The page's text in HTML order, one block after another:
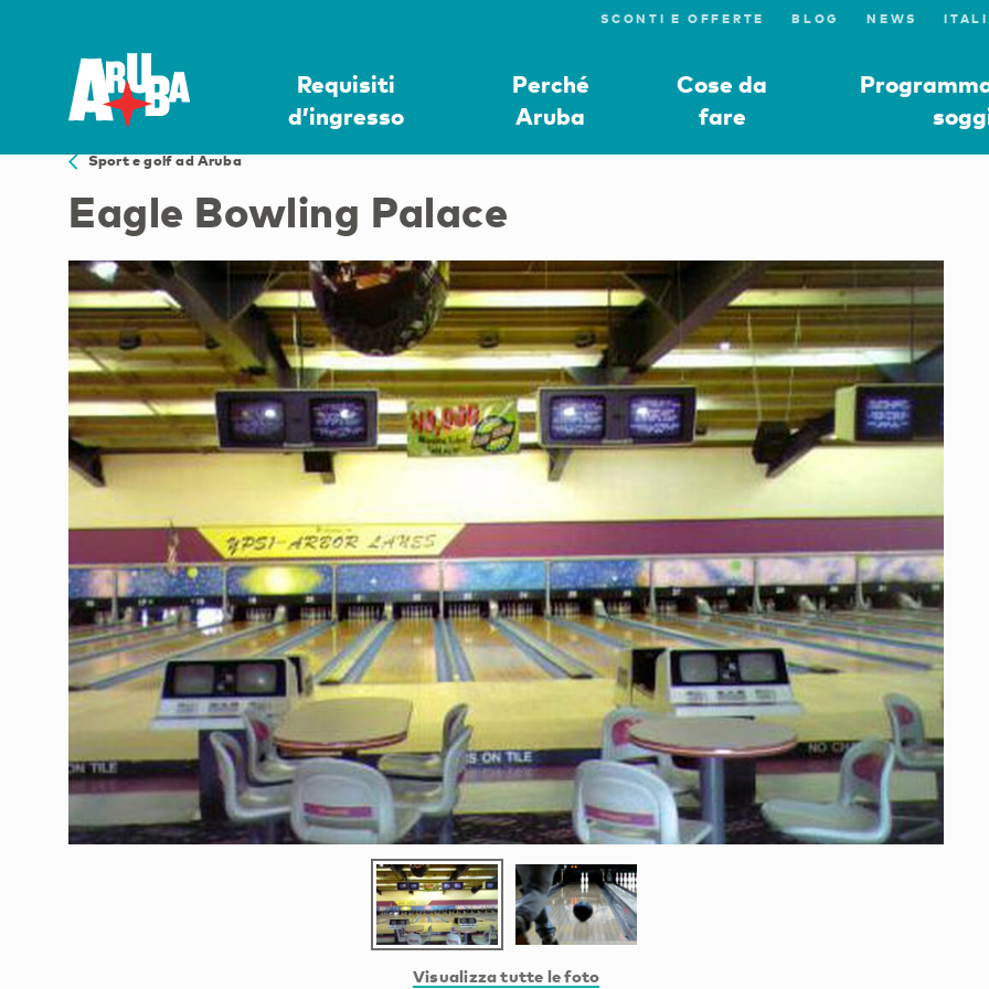
SCONTI E OFFERTE BLOG NEWS
Requisiti
d’ingresso
Perché
Aruba
Cose da
fare
Sport e golf ad Aruba
Eagle Bowling Palace
Visualizza tutte le foto